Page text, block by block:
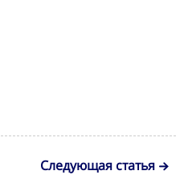
Следующая статья